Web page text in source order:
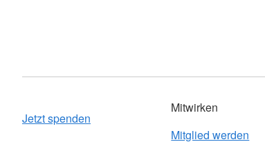
Jetzt spenden
Mitwirken
Mitglied werden